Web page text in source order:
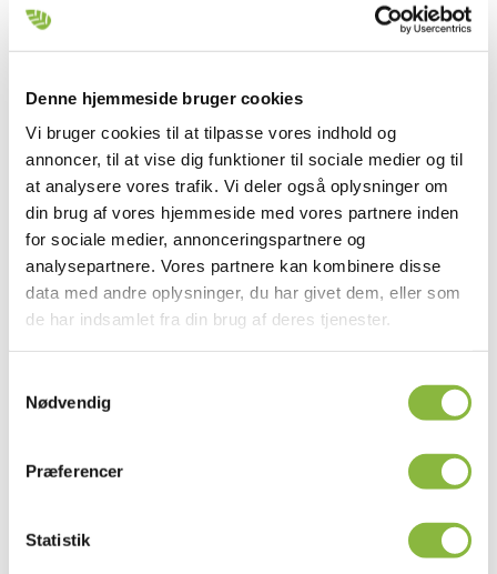
Denne hjemmeside bruger cookies
Vi bruger cookies til at tilpasse vores indhold og
annoncer, til at vise dig funktioner til sociale medier og til
at analysere vores trafik. Vi deler også oplysninger om
din brug af vores hjemmeside med vores partnere inden
for sociale medier, annonceringspartnere og
analysepartnere. Vores partnere kan kombinere disse
data med andre oplysninger, du har givet dem, eller som
de har indsamlet fra din brug af deres tjenester.
Nødvendig
Præferencer
Statistik
værktøjer (f.eks. Google Analytics) og sikrer, at de indlæses
korrekt og effektivt.
Selvom Google Tag Manager ikke sporer brugere direkte, kan
den udløse tags, som indsamler data. Enhver sporing sker
gennem disse individuelle tags – ikke via Tag Manager i sig
selv. Hvis du for eksempel har givet samtykke til analyse-
eller marketingcookies, kan Tag Manager indlæse de
tilsvarende scripts for at registrere brugsdata.
Hvis du ønsker atdeaktivere sporing, kan du justere dine
cookieindstillingereller dinbrowsertil at blokere analyse-
og marketingcookies. Dette vil forhindre, at de tilknyttede
Google Analytics Opt-out
Browser Add-on
, hvis Google Analytics er et af de værktøjer,
Du kan finde flere oplysninger om Google Tag Manager og
Google Tag
Manager Use Policy